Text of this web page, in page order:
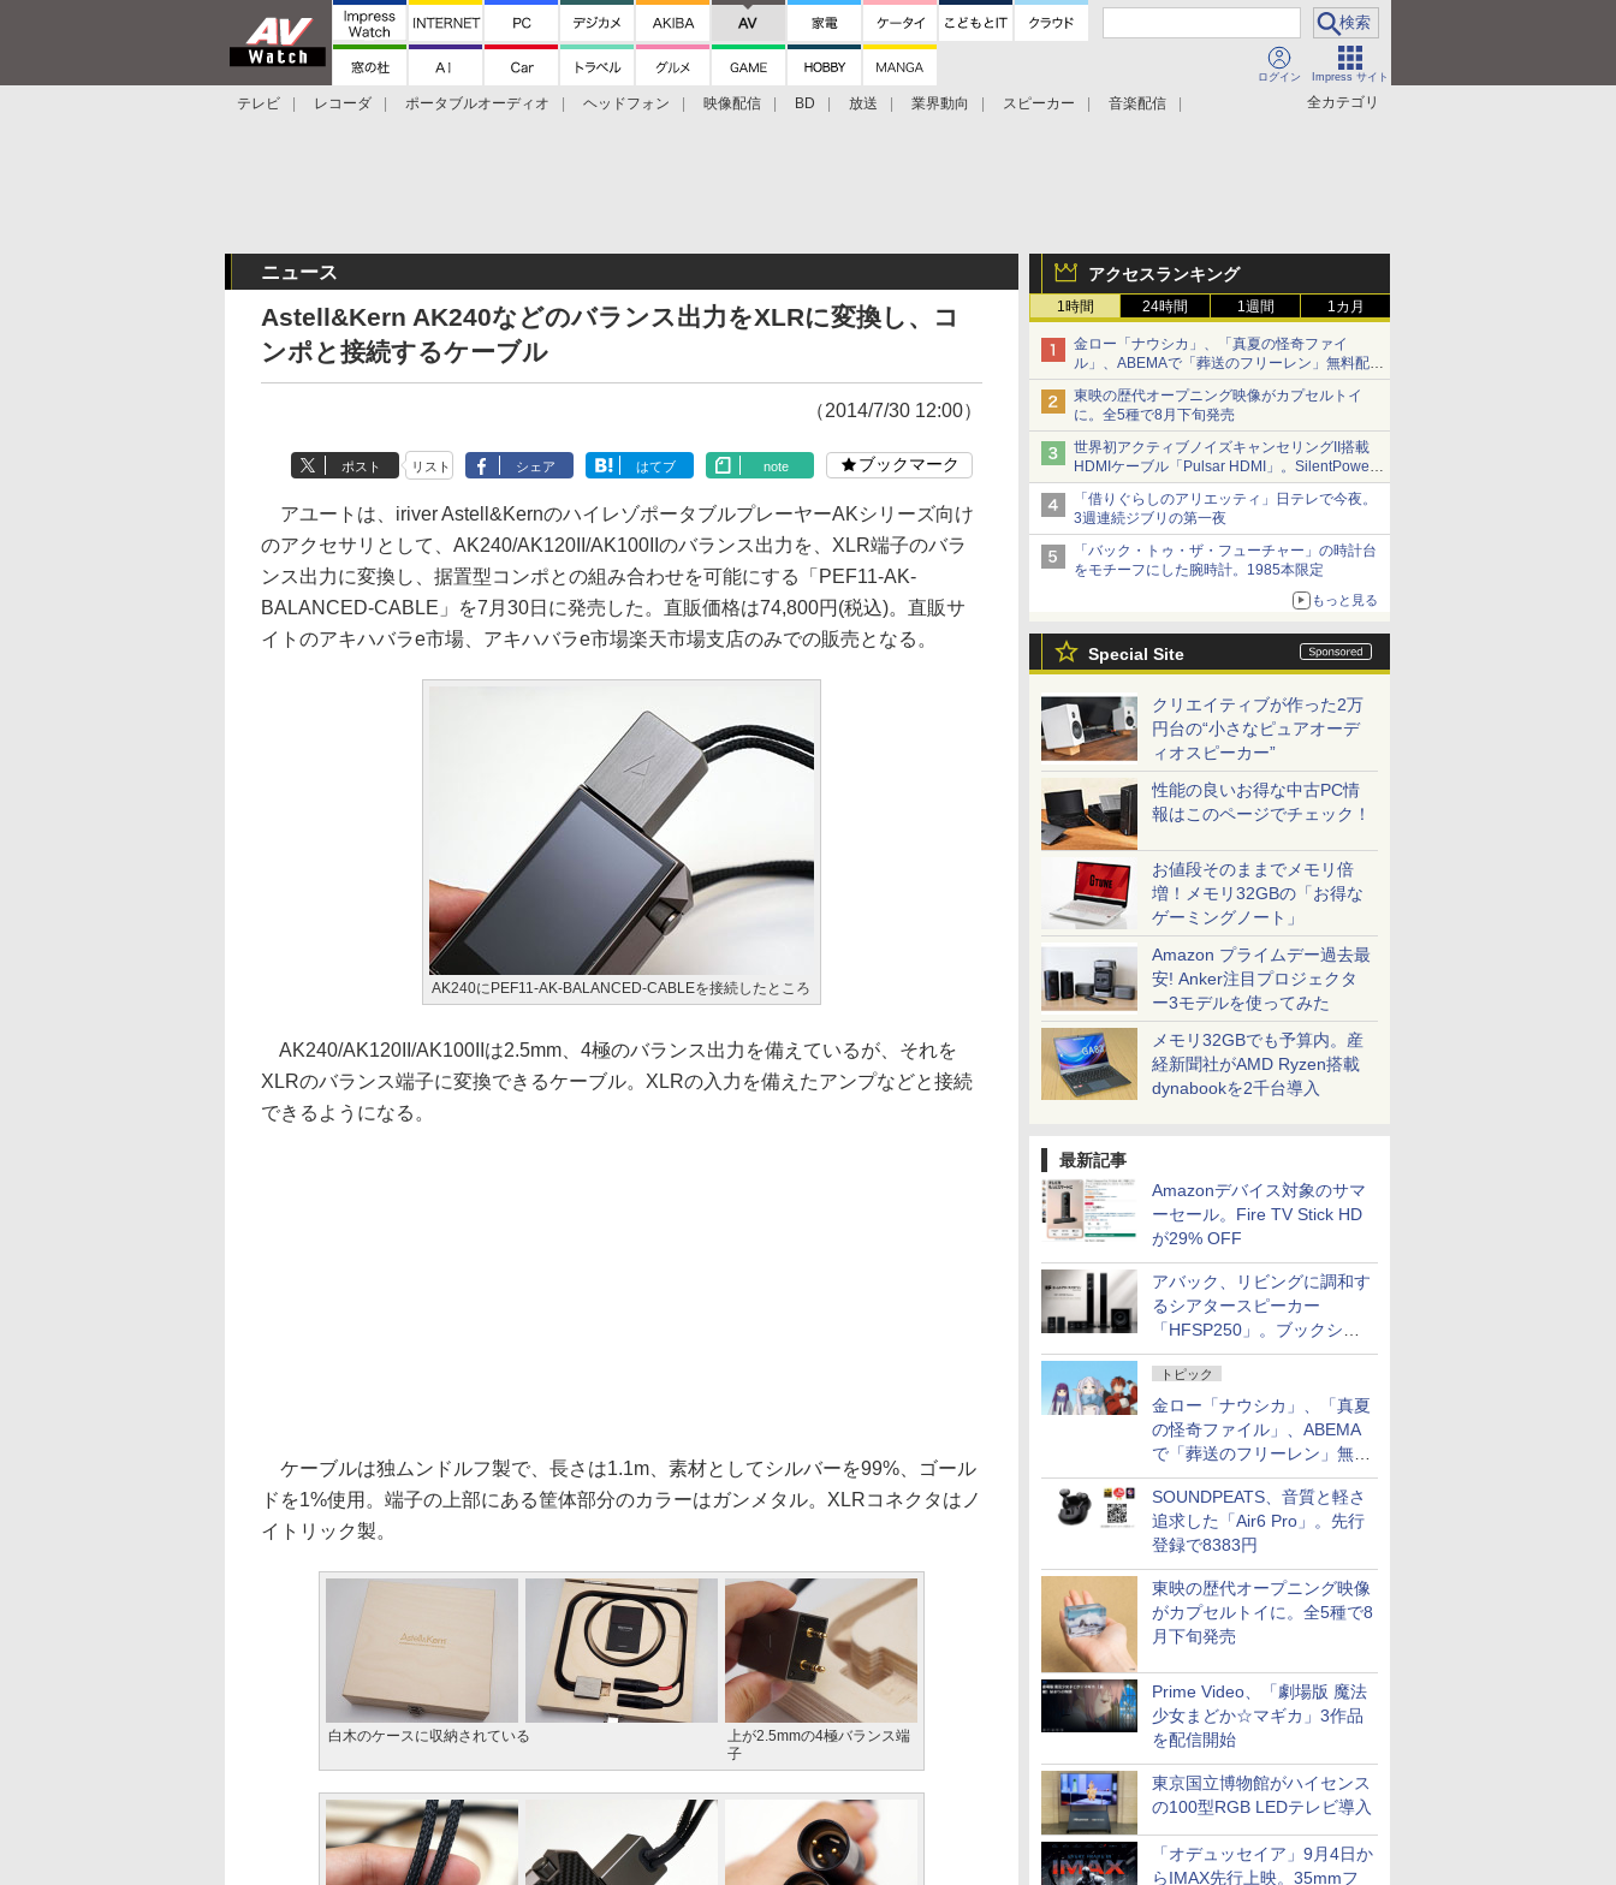
ログイン Impress サイト
全カテゴリ
テレビ レコーダ ポータブルオーディオ ヘッドフォン 映像配信 BD 放送 業界動向 スピーカー
音楽配信
アクセスランキング
1時間 24時間 1週間 1カ月
金ロー「ナウシカ」、「真夏の怪奇ファイ
ル」、ABEMAで「葬送のフリーレン」無料配信
など。夏の特番・配信情報
東映の歴代オープニング映像がカプセルトイ
に。全5種で8月下旬発売
世界初アクティブノイズキャンセリングII搭載
HDMIケーブル「Pulsar HDMI」。SilentPower
から
「借りぐらしのアリエッティ」日テレで今夜。
3週連続ジブリの第一夜
「バック・トゥ・ザ・フューチャー」の時計台
をモチーフにした腕時計。1985本限定
もっと見る
Special Site
クリエイティブが作った2万
円台の“小さなピュアオーデ
ィオスピーカー”
性能の良いお得な中古PC情
報はこのページでチェック！
お値段そのままでメモリ倍
増！メモリ32GBの「お得な
ゲーミングノート」
Amazon プライムデー過去最
安! Anker注目プロジェクタ
ー3モデルを使ってみた
メモリ32GBでも予算内。産
経新聞社がAMD Ryzen搭載
dynabookを2千台導入
最新記事
Amazonデバイス対象のサマ
ーセール。Fire TV Stick HD
が29% OFF
アバック、リビングに調和す
るシアタースピーカー
「HFSP250」。ブックシェ
ルフはペア3万円以下
トピック
金ロー「ナウシカ」、「真夏
の怪奇ファイル」、ABEMA
で「葬送のフリーレン」無料
配信など。夏の特番・配信情
報
SOUNDPEATS、音質と軽さ
追求した「Air6 Pro」。先行
登録で8383円
東映の歴代オープニング映像
がカプセルトイに。全5種で8
月下旬発売
Prime Video、「劇場版 魔法
少女まどか☆マギカ」3作品
を配信開始
東京国立博物館がハイセンス
の100型RGB LEDテレビ導入
「オデュッセイア」9月4日か
らIMAX先行上映。35mmフ
ニュース
Astell&Kern AK240などのバランス出力をXLRに変換し、コ
ンポと接続するケーブル
（2014/7/30 12:00）
ポスト リスト シェア はてブ note ブックマーク
アユートは、iriver Astell&KernのハイレゾポータブルプレーヤーAKシリーズ向け
のアクセサリとして、AK240/AK120II/AK100IIのバランス出力を、XLR端子のバラ
ンス出力に変換し、据置型コンポとの組み合わせを可能にする「PEF11-AK-
BALANCED-CABLE」を7月30日に発売した。直販価格は74,800円(税込)。直販サ
イトのアキハバラe市場、アキハバラe市場楽天市場支店のみでの販売となる。
AK240にPEF11-AK-BALANCED-CABLEを接続したところ
AK240/AK120II/AK100IIは2.5mm、4極のバランス出力を備えているが、それを
XLRのバランス端子に変換できるケーブル。XLRの入力を備えたアンプなどと接続
できるようになる。
ケーブルは独ムンドルフ製で、長さは1.1m、素材としてシルバーを99%、ゴール
ドを1%使用。端子の上部にある筐体部分のカラーはガンメタル。XLRコネクタはノ
イトリック製。
白木のケースに収納されている
上が2.5mmの4極バランス端
子